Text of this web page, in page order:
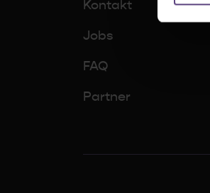
Kontakt
Jobs
FAQ
Partner